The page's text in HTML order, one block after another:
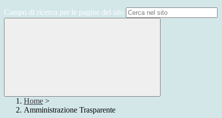
Campo di ricerca per le pagine del sito
Home >
Amministrazione Trasparente